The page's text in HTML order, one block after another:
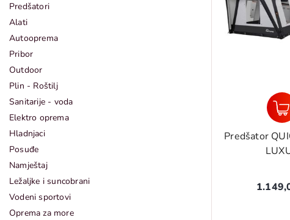
Predšatori
Alati
Autooprema
Pribor
Outdoor
Plin - Roštilj
Sanitarije - voda
Elektro oprema
Hladnjaci
Posuđe
Namještaj
Ležaljke i suncobrani
Vodeni sportovi
Oprema za more
Predšator